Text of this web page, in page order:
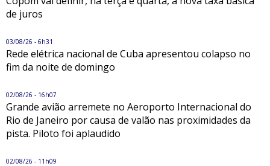
de juros
03/08/26 - 6h31
Rede elétrica nacional de Cuba apresentou colapso no
fim da noite de domingo
02/08/26 - 16h07
Grande avião arremete no Aeroporto Internacional do
Rio de Janeiro por causa de valão nas proximidades da
pista. Piloto foi aplaudido
02/08/26 - 11h09